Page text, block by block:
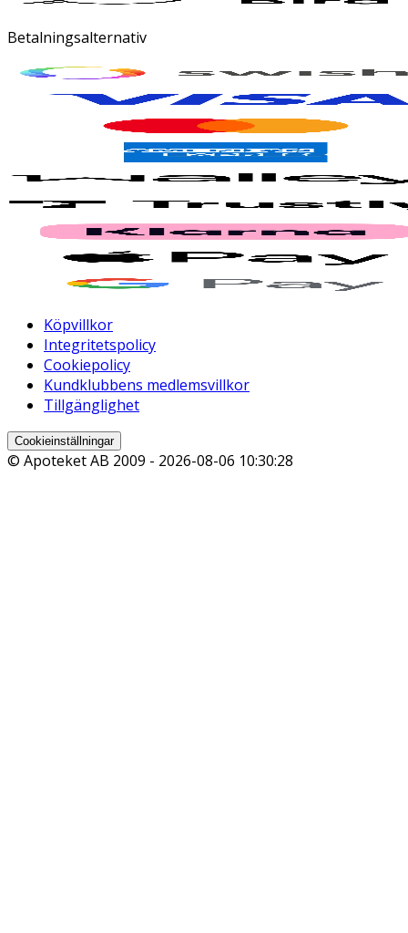
Betalningsalternativ
Köpvillkor
Integritetspolicy
Cookiepolicy
Kundklubbens medlemsvillkor
Tillgänglighet
Cookieinställningar
© Apoteket AB 2009 - 2026-08-06 10:30:28